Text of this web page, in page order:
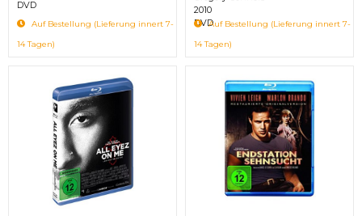
DVD
Auf Bestellung (Lieferung innert 7-
14 Tagen)
2010
DVDAuf Bestellung (Lieferung innert 7-
14 Tagen)